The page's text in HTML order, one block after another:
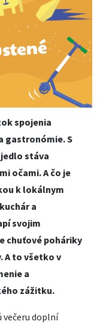
spojenia
gastronómie. S
stáva
očami. A čo je
k lokálnym
a
svojim
chuťové poháriky
A to všetko v
a
zážitku.
večeru doplní